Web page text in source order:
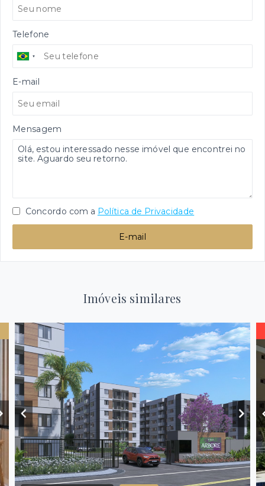
Telefone
E-mail
Mensagem
Concordo com a Política de Privacidade
E-mail
Imóveis similares